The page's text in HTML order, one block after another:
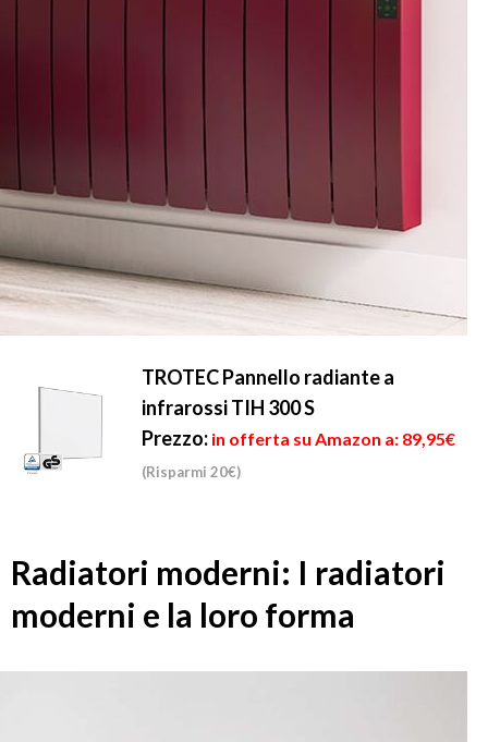
TROTEC Pannello radiante a
infrarossi TIH 300 S
Prezzo: in offerta su Amazon a: 89,95€
(Risparmi 20€)
Radiatori moderni: I radiatori
moderni e la loro forma